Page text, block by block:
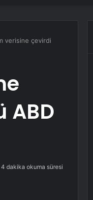
verisine çevirdi
ABD
4 dakika okuma süresi